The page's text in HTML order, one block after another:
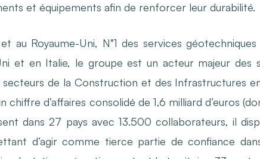
et équipements afin de renforcer leur durabilité.
au Royaume-Uni, N°1 des services
et en Italie, le groupe est un acteur majeur des
secteurs de la Construction et des Infrastructures
chiffre d’affaires consolidé de 1,6 milliard d’euros
dans 27 pays avec 13.500 collaborateurs, il
d’agir comme tierce partie de confiance